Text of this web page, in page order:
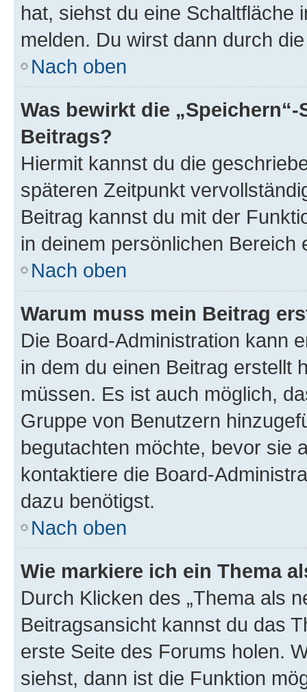
hat, siehst du eine Schaltfläche
melden. Du wirst dann durch
Nach oben
Was bewirkt die
Beitrags?
Hiermit kannst du die
späteren Zeitpunkt
Beitrag kannst du mit der
in deinem persönlichen Bereich
Nach oben
Warum muss mein Beitrag
Die Board-Administration kann
in dem du einen Beitrag erstellt
müssen. Es ist auch möglich,
Gruppe von Benutzern
begutachten möchte, bevor sie
kontaktiere die Board-
dazu benötigst.
Nach oben
Wie markiere ich ein Thema
Durch Klicken des „Thema als
Beitragsansicht kannst du das
erste Seite des Forums holen.
siehst, dann ist die Funktion